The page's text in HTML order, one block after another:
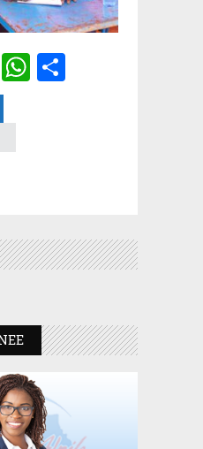
EmailWhatsApp